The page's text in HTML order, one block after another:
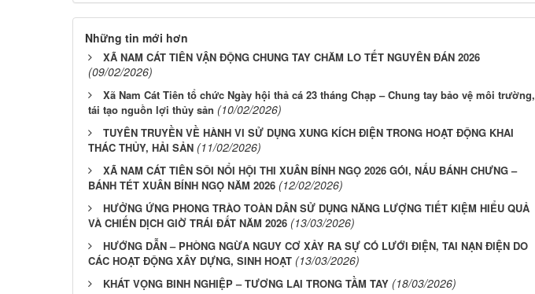
Những tin mới hơn
XÃ NAM CÁT TIÊN VẬN ĐỘNG CHUNG TAY CHĂM LO TẾT NGUYÊN ĐÁN 2026
(09/02/2026)
Xã Nam Cát Tiên tổ chức Ngày hội thả cá 23 tháng Chạp – Chung tay bảo vệ môi trường,
tái tạo nguồn lợi thủy sản (10/02/2026)
TUYÊN TRUYỀN VỀ HÀNH VI SỬ DỤNG XUNG KÍCH ĐIỆN TRONG HOẠT ĐỘNG KHAI
THÁC THỦY, HẢI SẢN (11/02/2026)
XÃ NAM CÁT TIÊN SÔI NỔI HỘI THI XUÂN BÍNH NGỌ 2026 GÓI, NẤU BÁNH CHƯNG –
BÁNH TÉT XUÂN BÍNH NGỌ NĂM 2026 (12/02/2026)
HƯỞNG ỨNG PHONG TRÀO TOÀN DÂN SỬ DỤNG NĂNG LƯỢNG TIẾT KIỆM HIỂU QUẢ
VÀ CHIẾN DỊCH GIỜ TRÁI ĐẤT NĂM 2026 (13/03/2026)
HƯỚNG DẪN – PHÒNG NGỪA NGUY CƠ XẢY RA SỰ CÓ LƯỚI ĐIỆN, TAI NẠN ĐIỆN DO
CÁC HOẠT ĐỘNG XÂY DỰNG, SINH HOẠT (13/03/2026)
KHÁT VỌNG BINH NGHIỆP – TƯƠNG LAI TRONG TẦM TAY (18/03/2026)